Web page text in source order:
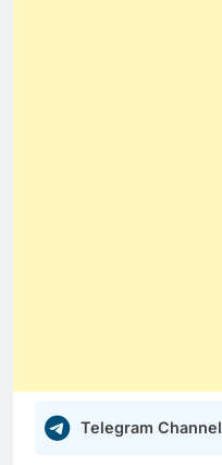
Telegram Channel